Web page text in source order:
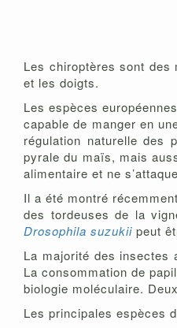
Les chiroptères sont
et les doigts.
Les espèces
capable de manger en
régulation naturelle des
pyrale du maïs, mais
alimentaire et ne
Il a été montré
des tordeuses de la
Drosophila suzukii peut
La majorité des insectes
La consommation de
biologie moléculaire.
Les principales espèces